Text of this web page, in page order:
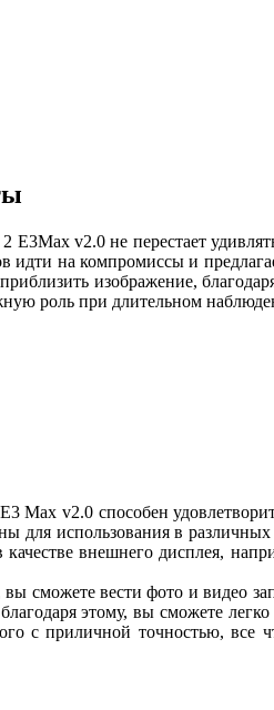
v2.0 не перестает
идти на компромиссы и
изображение,
роль при длительном
v2.0 способен
использования в
внешнего дисплея,
сможете вести фото и видео
этому, вы сможете
с приличной точностью,